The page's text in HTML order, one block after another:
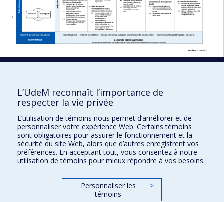
Faculté des sciences infirmières
Pavillon Marguerite-d'Youville
2375, chemin de la Côte-Sainte-Catherine
Montréal (Québec) H3T 1A8
Lien Google Maps
L’UdeM reconnaît l’importance de
respecter la vie privée
L’utilisation de témoins nous permet d’améliorer et de
personnaliser votre expérience Web. Certains témoins
sont obligatoires pour assurer le fonctionnement et la
sécurité du site Web, alors que d’autres enregistrent vos
préférences. En acceptant tout, vous consentez à notre
utilisation de témoins pour mieux répondre à vos besoins.
Personnaliser les
témoins
>